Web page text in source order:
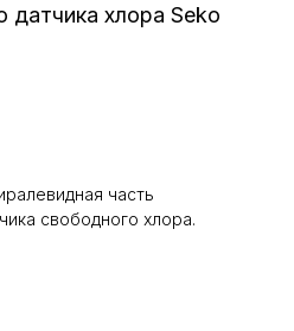
датчика хлора Seko
часть
свободного хлора.